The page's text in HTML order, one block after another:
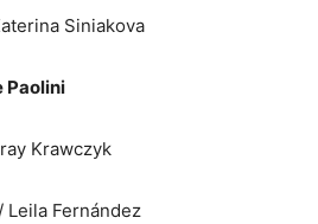
Siniakova
Paolini
Krawczyk
Leila Fernández